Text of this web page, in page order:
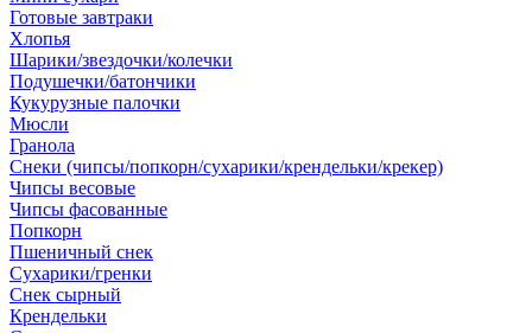
Готовые завтраки
Хлопья
Шарики/звездочки/колечки
Подушечки/батончики
Кукурузные палочки
Мюсли
Гранола
Снеки (чипсы/попкорн/сухарики/крендельки/крекер)
Чипсы весовые
Чипсы фасованные
Попкорн
Пшеничный снек
Сухарики/гренки
Снек сырный
Крендельки